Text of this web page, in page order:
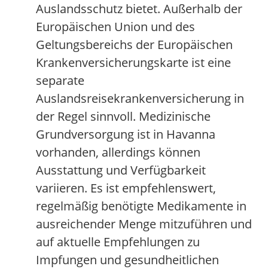
Auslandsschutz bietet. Außerhalb der
Europäischen Union und des
Geltungsbereichs der Europäischen
Krankenversicherungskarte ist eine
separate
Auslandsreisekrankenversicherung in
der Regel sinnvoll. Medizinische
Grundversorgung ist in Havanna
vorhanden, allerdings können
Ausstattung und Verfügbarkeit
variieren. Es ist empfehlenswert,
regelmäßig benötigte Medikamente in
ausreichender Menge mitzuführen und
auf aktuelle Empfehlungen zu
Impfungen und gesundheitlichen